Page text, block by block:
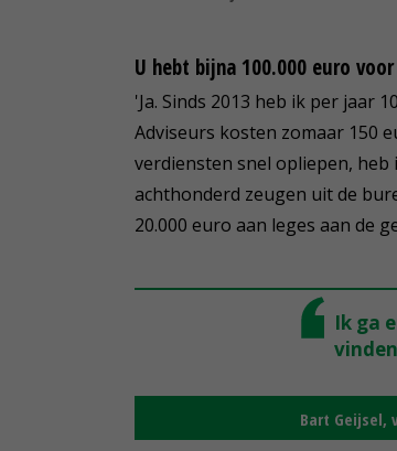
U hebt bijna 100.000 euro
'Ja. Sinds 2013 heb ik per jaar
Adviseurs kosten zomaar 150
verdiensten snel opliepen,
achthonderd zeugen uit de
20.000 euro aan leges aan de
Ik ga
Bart Geijsel,